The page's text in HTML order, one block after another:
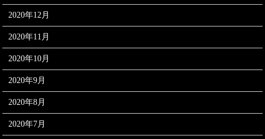
2020年12月
2020年11月
2020年10月
2020年9月
2020年8月
2020年7月